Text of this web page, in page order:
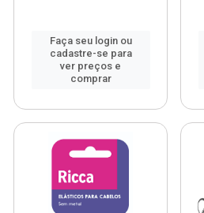
Faça seu login ou
cadastre-se para
ver preços e
comprar